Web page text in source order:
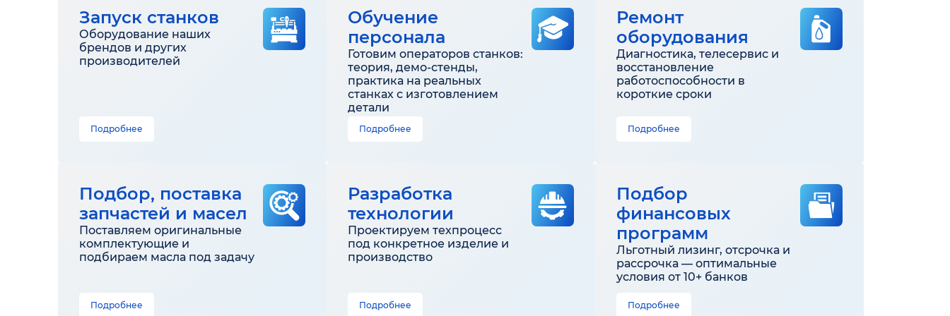
Запуск станков
Оборудование наших
брендов и других
производителей
Подробнее
Обучение
персонала
Готовим операторов станков:
теория, демо-стенды,
практика на реальных
станках с изготовлением
детали
Подробнее
Ремонт
оборудования
Диагностика, телесервис и
восстановление
работоспособности в
короткие сроки
Подробнее
Подбор, поставка
запчастей и масел
Поставляем оригинальные
комплектующие и
подбираем масла под задачу
Подробнее
Разработка
технологии
Проектируем техпроцесс
под конкретное изделие и
производство
Подробнее
Подбор
финансовых
программ
Льготный лизинг, отсрочка и
рассрочка — оптимальные
условия от 10+ банков
Подробнее